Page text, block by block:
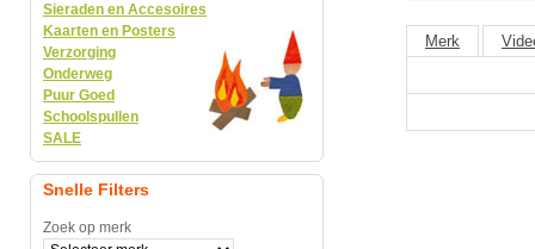
Merk
Sieraden en Accesoires
Kaarten en Posters
Verzorging
Onderweg
Puur Goed
Schoolspullen
SALE
Snelle Filters
Zoek op merk